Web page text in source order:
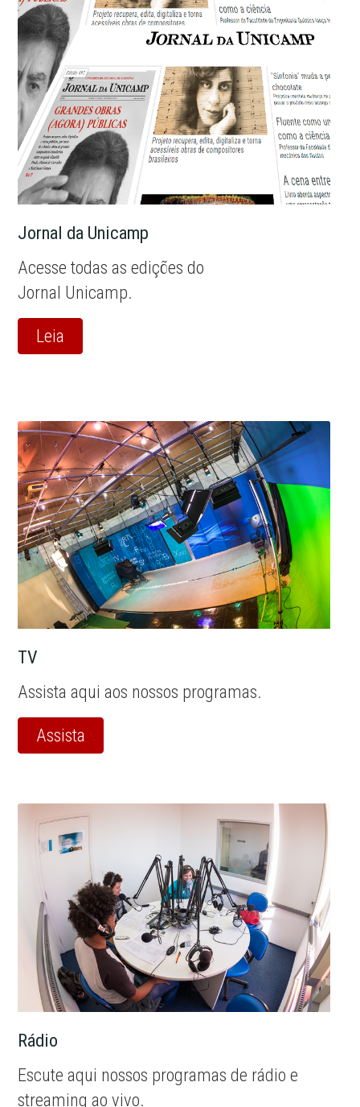
Jornal da Unicamp
Acesse todas as edições do
Jornal Unicamp.
Leia
TV
Assista aqui aos nossos programas.
Assista
Rádio
Escute aqui nossos programas de rádio e
streaming ao vivo.